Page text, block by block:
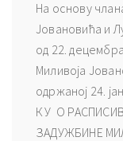
На основу
Јовановића и
oд 22.
Миливоја
одржаној 24.
К У О
ЗАДУЖБИНЕ